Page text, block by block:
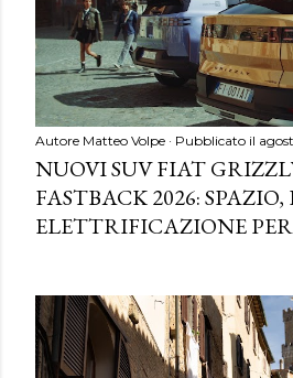
Autore Matteo Volpe Pubblicato il
NUOVI SUV FIAT
FASTBACK 2026: SPAZIO,
ELETTRIFICAZIONE